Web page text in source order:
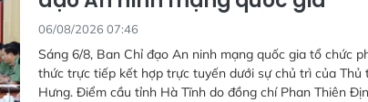
06/08/2026 07:46
Sáng 6/8, Ban Chỉ đạo An ninh mạng quốc gia tổ chức
thức trực tiếp kết hợp trực tuyến dưới sự chủ trì của Thủ
Hưng. Điểm cầu tỉnh Hà Tĩnh do đồng chí Phan Thiên